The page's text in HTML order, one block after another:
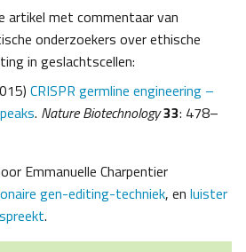
artikel met commentaar van
onderzoekers over ethische
in geslachtscellen:
CRISPR germline engineering ­–
. Nature Biotechnology33: 478­–
Emmanuelle Charpentier
gen-editing-techniek, en luister
.